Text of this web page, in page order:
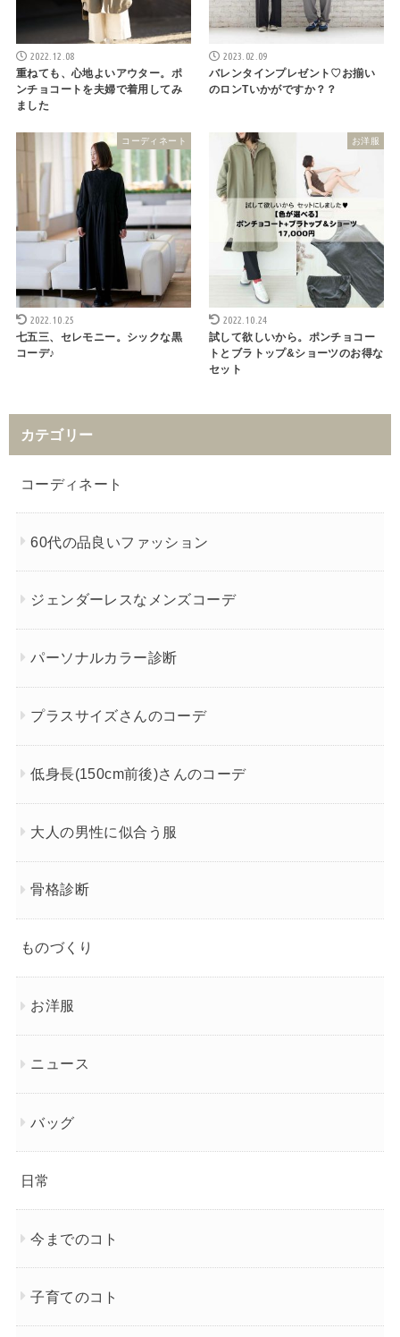
2022.12.08
重ねても、心地よいアウター。ポ
ンチョコートを夫婦で着用してみ
ました
2023.02.09
バレンタインプレゼント♡お揃い
のロンTいかがですか？？
コーディネート
2022.10.25
七五三、セレモニー。シックな黒
コーデ♪
お洋服
2022.10.24
試して欲しいから。ポンチョコー
トとブラトップ&ショーツのお得な
セット
カテゴリー
コーディネート
60代の品良いファッション
ジェンダーレスなメンズコーデ
パーソナルカラー診断
プラスサイズさんのコーデ
低身長(150cm前後)さんのコーデ
大人の男性に似合う服
骨格診断
ものづくり
お洋服
ニュース
バッグ
日常
今までのコト
子育てのコト